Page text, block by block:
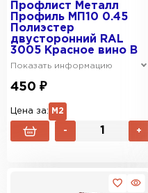
Профлист Металл
Профиль МП10 0.45
Полиэстер
двусторонний RAL
3005 Красное вино B
Показать информацию
450 ₽
Цена за: М2
- +